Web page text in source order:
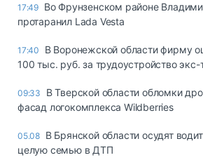
17:49 Во Фрунзенском районе
протаранил Lada Vesta
17:40
В Воронежской области фирму
100 тыс. руб. за трудоустройство
09:33
В Тверской области обломки
фасад логокомплекса Wildberries
05.08 В Брянской области осудят
целую семью в ДТП